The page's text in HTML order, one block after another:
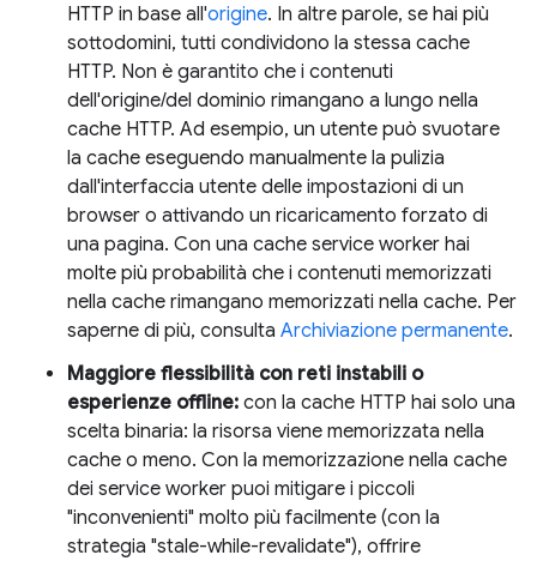
HTTP in base all'origine. In altre parole, se hai più
sottodomini, tutti condividono la stessa cache
HTTP. Non è garantito che i contenuti
dell'origine/del dominio rimangano a lungo nella
cache HTTP. Ad esempio, un utente può svuotare
la cache eseguendo manualmente la pulizia
dall'interfaccia utente delle impostazioni di un
browser o attivando un ricaricamento forzato di
una pagina. Con una cache service worker hai
molte più probabilità che i contenuti memorizzati
nella cache rimangano memorizzati nella cache. Per
saperne di più, consulta Archiviazione permanente.
Maggiore flessibilità con reti instabili o
esperienze offline: con la cache HTTP hai solo una
scelta binaria: la risorsa viene memorizzata nella
cache o meno. Con la memorizzazione nella cache
dei service worker puoi mitigare i piccoli
"inconvenienti" molto più facilmente (con la
strategia "stale-while-revalidate"), offrire